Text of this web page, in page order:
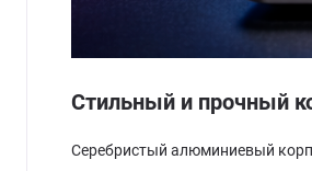
Стильный и прочный
Серебристый алюминиевый